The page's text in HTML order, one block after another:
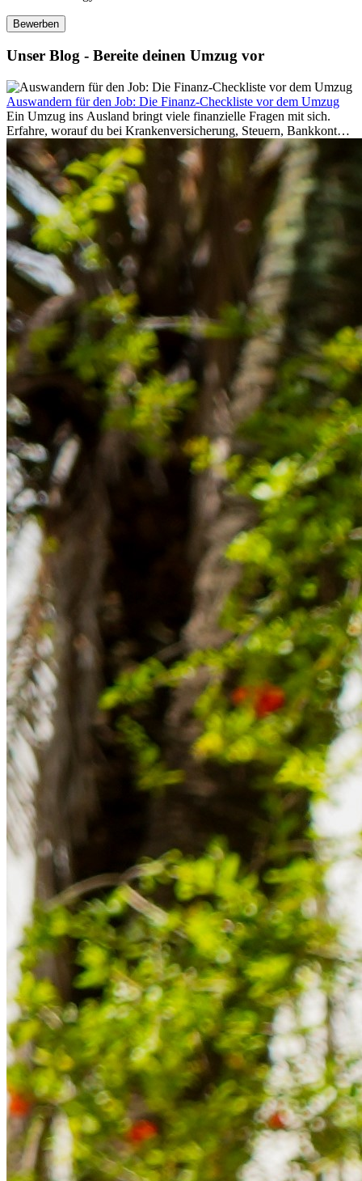
Bewerben
Unser Blog - Bereite deinen Umzug vor
Auswandern für den Job: Die Finanz-Checkliste vor dem Umzug
Ein Umzug ins Ausland bringt viele finanzielle Fragen mit sich.
Erfahre, worauf du bei Krankenversicherung, Steuern, Bankkonto,
Rücklagen und Budgetplanung achten solltest, damit dein Neustart
im Ausland reibungslos gelingt.